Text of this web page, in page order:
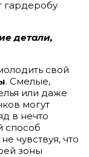
гардеробу
детали,
свой
. Смелые,
или даже
могут
в нечто
способ
чувствуя, что
зоны